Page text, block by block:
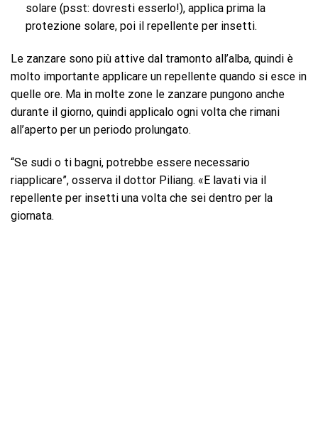
solare (psst: dovresti esserlo!), applica prima la
protezione solare, poi il repellente per insetti.
Le zanzare sono più attive dal tramonto all’alba, quindi è
molto importante applicare un repellente quando si esce in
quelle ore. Ma in molte zone le zanzare pungono anche
durante il giorno, quindi applicalo ogni volta che rimani
all’aperto per un periodo prolungato.
“Se sudi o ti bagni, potrebbe essere necessario
riapplicare”, osserva il dottor Piliang. «E lavati via il
repellente per insetti una volta che sei dentro per la
giornata.